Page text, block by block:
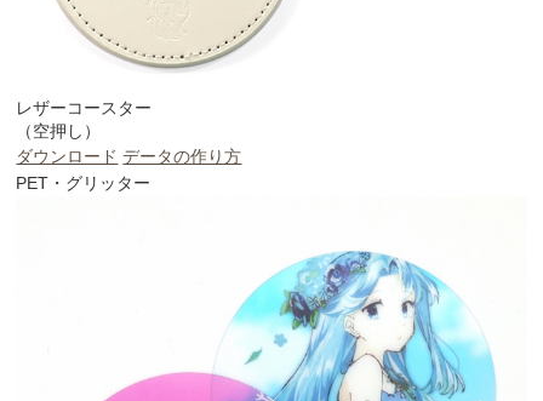
レザーコースター
（空押し）
ダウンロード データの作り方
PET・グリッター